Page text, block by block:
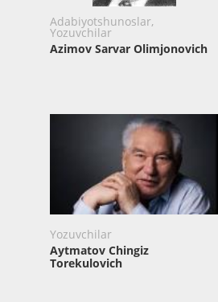
Adabiyotshunoslar,
Yozuvchilar
Azimov Sarvar Olimjonovich
Yozuvchilar
Aytmatov Chingiz
Torekulovich